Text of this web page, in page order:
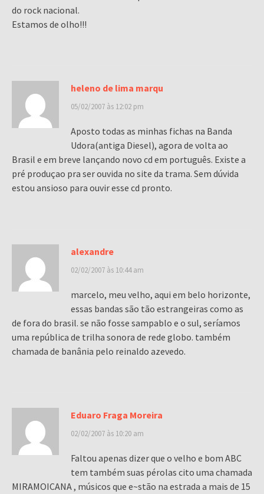
do rock nacional.
Estamos de olho!!!
heleno de lima marqu
05/02/2007 às 12:02 pm
Aposto todas as minhas fichas na Banda
Udora(antiga Diesel), agora de volta ao
Brasil e em breve lançando novo cd em português. Existe a
pré produçao pra ser ouvida no site da trama. Sem dúvida
estou ansioso para ouvir esse cd pronto.
alexandre
02/02/2007 às 10:44 am
marcelo, meu velho, aqui em belo horizonte,
essas bandas são tão estrangeiras como as
de fora do brasil. se não fosse sampablo e o sul, seríamos
uma república de trilha sonora de rede globo. também
chamada de banânia pelo reinaldo azevedo.
Eduaro Fraga Moreira
02/02/2007 às 10:20 am
Faltou apenas dizer que o velho e bom ABC
tem também suas pérolas cito uma chamada
MIRAMOICANA , músicos que e~stão na estrada a mais de 15